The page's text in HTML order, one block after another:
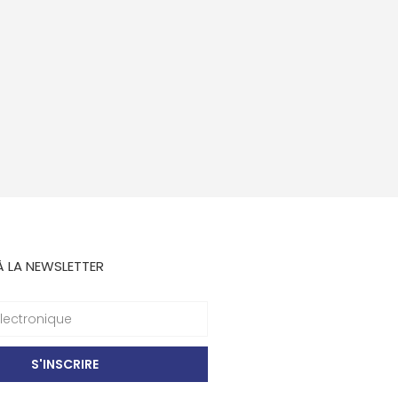
NEWSLETTER
S'INSCRIRE